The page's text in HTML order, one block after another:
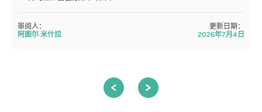
审阅人：
阿图尔·米什拉
更新日期：
2026年7月4日